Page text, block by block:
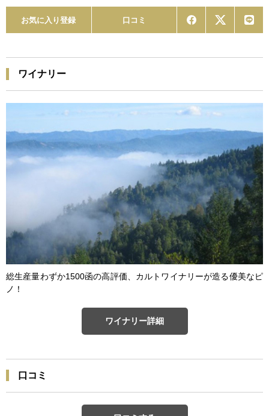
お気に入り登録 口コミ
ワイナリー
総生産量わずか1500函の高評価、カルトワイナリーが造る優美なピ
ノ！
ワイナリー詳細
口コミ